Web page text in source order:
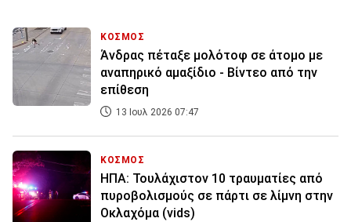
ΚΟΣΜΟΣ
Άνδρας πέταξε μολότοφ σε άτομο με
αναπηρικό αμαξίδιο - Βίντεο από την
επίθεση
13 Ιουλ 2026 07:47
ΚΟΣΜΟΣ
ΗΠΑ: Τουλάχιστον 10 τραυματίες από
πυροβολισμούς σε πάρτι σε λίμνη στην
Οκλαχόμα (vids)